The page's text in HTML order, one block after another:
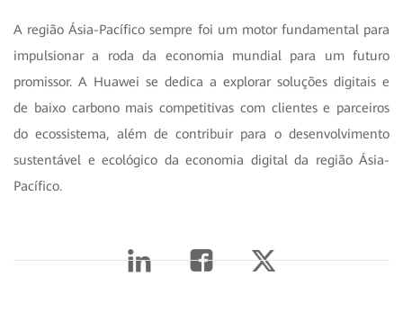
A região Ásia-Pacífico sempre foi um motor fundamental para
impulsionar a roda da economia mundial para um futuro
promissor. A Huawei se dedica a explorar soluções digitais e
de baixo carbono mais competitivas com clientes e parceiros
do ecossistema, além de contribuir para o desenvolvimento
sustentável e ecológico da economia digital da região Ásia-
Pacífico.